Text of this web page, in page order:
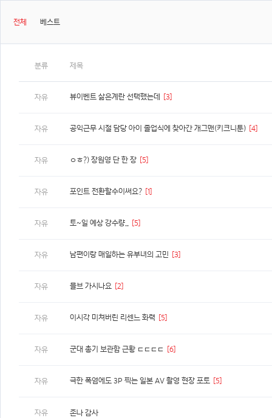
전체 베스트
분류 제목
자유 뷰이벤트 삶은계란 선택했는데 [3]
자유 공익근무 시절 담당 아이 졸업식에 찾아간 개그맨(키크니툰) [4]
자유 ㅇㅎ?) 장원영 단 한 장 [5]
자유 포인트 전환할수이써요? [1]
자유 토~일 예상 강수량.. [5]
자유 남편이랑 매일하는 유부녀의 고민 [3]
자유 믈브 가시나요 [2]
자유 이시각 미쳐버린 리센느 화력 [5]
자유 군대 총기 보관함 근황 ㄷㄷㄷㄷ [6]
자유 극한 폭염에도 3P 찍는 일본 AV 촬영 현장 포토 [5]
자유 존나 감사